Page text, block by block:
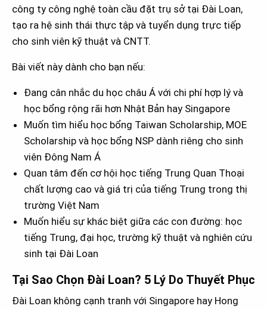
công ty công nghệ toàn cầu đặt trụ sở tại Đài Loan,
tạo ra hệ sinh thái thực tập và tuyển dụng trực tiếp
cho sinh viên kỹ thuật và CNTT.
Bài viết này dành cho bạn nếu:
Đang cân nhắc du học châu Á với chi phí hợp lý và
học bổng rộng rãi hơn Nhật Bản hay Singapore
Muốn tìm hiểu học bổng Taiwan Scholarship, MOE
Scholarship và học bổng NSP dành riêng cho sinh
viên Đông Nam Á
Quan tâm đến cơ hội học tiếng Trung Quan Thoại
chất lượng cao và giá trị của tiếng Trung trong thị
trường Việt Nam
Muốn hiểu sự khác biệt giữa các con đường: học
tiếng Trung, đại học, trường kỹ thuật và nghiên cứu
sinh tại Đài Loan
Tại Sao Chọn Đài Loan? 5 Lý Do Thuyết Phục
Đài Loan không cạnh tranh với Singapore hay Hong